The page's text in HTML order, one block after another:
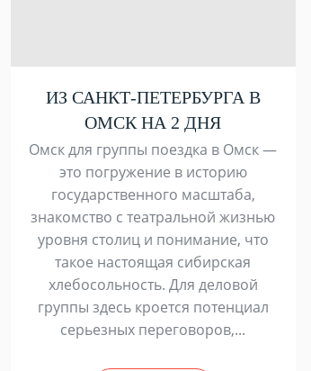
ИЗ САНКТ-ПЕТЕРБУРГА В
ОМСК НА 2 ДНЯ
Омск для группы поездка в Омск —
это погружение в историю
государственного масштаба,
знакомство с театральной жизнью
уровня столиц и понимание, что
такое настоящая сибирская
хлебосольность. Для деловой
группы здесь кроется потенциал
серьезных переговоров,...